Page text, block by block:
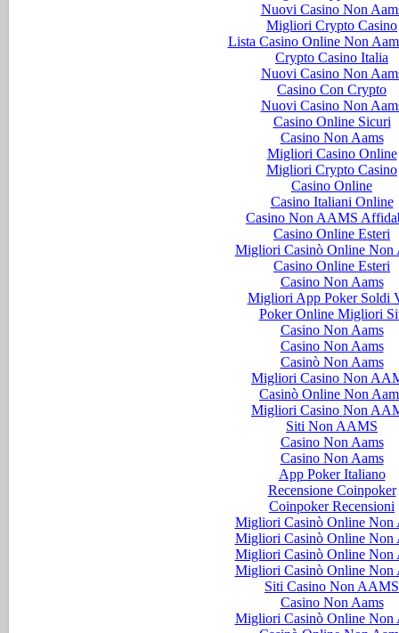
Nuovi Casino Non
Migliori Crypto Casino
Lista Casino Online Non
Crypto Casino Italia
Nuovi Casino Non
Casino Con Crypto
Nuovi Casino Non
Casino Online Sicuri
Casino Non Aams
Migliori Casino Online
Migliori Crypto Casino
Casino Online
Casino Italiani Online
Casino Non AAMS
Casino Online Esteri
Migliori Casinò Online Non
Casino Online Esteri
Casino Non Aams
Migliori App Poker Soldi
Poker Online Migliori
Casino Non Aams
Casino Non Aams
Casinò Non Aams
Migliori Casino Non
Casinò Online Non
Migliori Casino Non
Siti Non AAMS
Casino Non Aams
Casino Non Aams
App Poker Italiano
Recensione Coinpoker
Coinpoker Recensioni
Migliori Casinò Online Non
Migliori Casinò Online Non
Migliori Casinò Online Non
Migliori Casinò Online Non
Siti Casino Non AAMS
Casino Non Aams
Migliori Casinò Online Non